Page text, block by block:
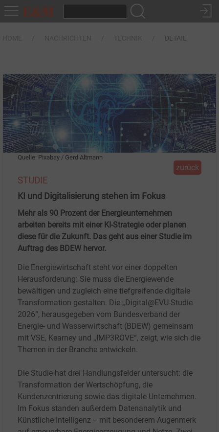
DETAIL
Quelle: Pixabay / Gerd Altmann
zurück
STUDIE
KI und Digitalisierung stehen im Fokus
Mehr als 90 Prozent der Energieunternehmen
arbeiten bereits mit einer KI-Strategie oder planen
diese für die Zukunft. Das geht aus einer Studie im
Auftrag des BDEW hervor.
Die Energiewirtschaft steht vor einer doppelten
Herausforderung: Sie muss die Energiewende
bewältigen und zugleich eine tiefgreifende digitale
Transformation gestalten. Die „Digital@EVU-Studie
2026“, herausgegeben vom Bundesverband der
Energie- und Wasserwirtschaft (BDEW) gemeinsam
mit VSE, Kearney und „IMP3ROVE“, zeigt, wie sich die
Themen in der Branche entwickeln.
Die Studie hat drei Handlungsfelder untersucht: die
Transformation der Wertschöpfung, die
Kundenzentrierung sowie das digitale Unternehmen.
Im Fokus standen außerdem Datenanalytik und
Künstliche Intelligenz − mit besonderem Augenmerk